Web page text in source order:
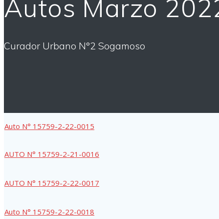
Autos Marzo
Curador Urbano N°2 Sogamoso
Auto N° 15759-2-22-0015
AUTO N° 15759-2-21-0016
AUTO N° 15759-2-22-0017
Auto N° 15759-2-22-0018